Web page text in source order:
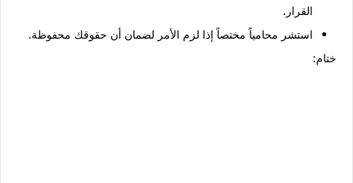
القرار.
استشر محامياً مختصاً إذا لزم الأمر لضمان أن حقوقك محفوظة.
ختام: